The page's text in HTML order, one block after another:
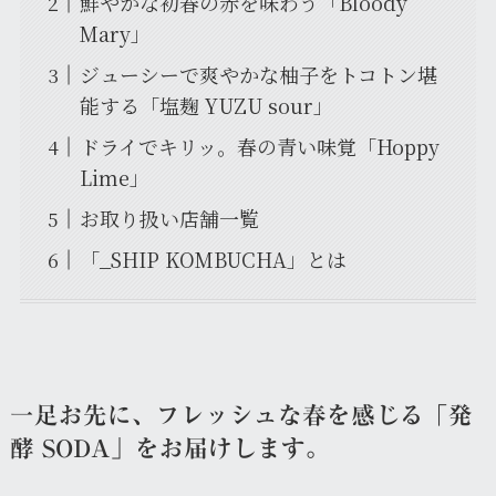
Mary」
ジューシーで爽やかな柚子をトコトン堪
能する「塩麹 YUZU sour」
ドライでキリッ。春の青い味覚「Hoppy
Lime」
お取り扱い店舗一覧
「_SHIP KOMBUCHA」とは
一足お先に、フレッシュな春を感じる「発
酵 SODA」をお届けします。